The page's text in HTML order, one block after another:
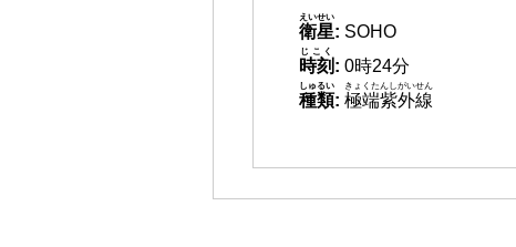
衛星
えいせい
: SOHO
時刻
じこく
: 0時24分
種類
しゅるい
: 極端紫外線
きょくたんしがいせん